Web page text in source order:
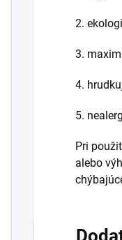
2.
3.
4.
5.
Pri
alebo